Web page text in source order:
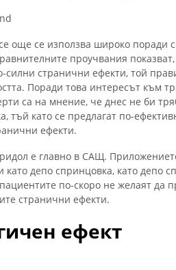
още се използва широко поради
проучвания
странични ефекти, той
Поради това интересът към
са на мнение, че днес не би
тъй като се предлагат по-
ефекти.
е главно в САЩ.
като депо спринцовка, като депо
по-скоро не желаят да
странични ефекти.
ефект